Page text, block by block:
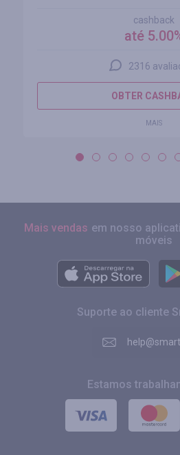
cashback
até
2316
OBTER
MAIS
Mais vendas em nosso
móveis
Suporte ao cliente
Estamos